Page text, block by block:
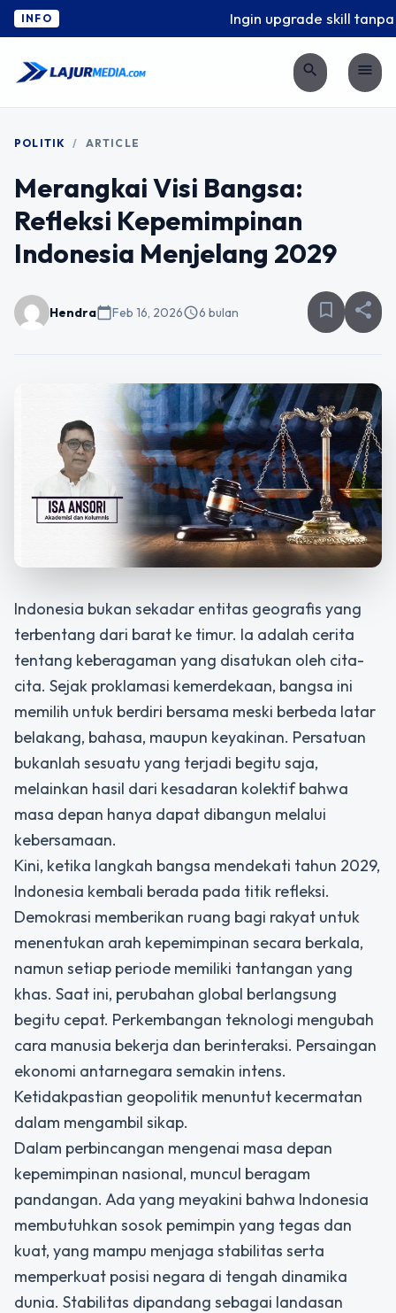
INFO Ingin upgrade skill tanpa
search menu
POLITIK / ARTICLE
Merangkai Visi Bangsa:
Refleksi Kepemimpinan
Indonesia Menjelang 2029
Hendracalendar_todayFeb 16, 2026schedule6 bulan bookmark_border share
Indonesia bukan sekadar entitas geografis yang
terbentang dari barat ke timur. Ia adalah cerita
tentang keberagaman yang disatukan oleh cita-
cita. Sejak proklamasi kemerdekaan, bangsa ini
memilih untuk berdiri bersama meski berbeda latar
belakang, bahasa, maupun keyakinan. Persatuan
bukanlah sesuatu yang terjadi begitu saja,
melainkan hasil dari kesadaran kolektif bahwa
masa depan hanya dapat dibangun melalui
kebersamaan.
Kini, ketika langkah bangsa mendekati tahun 2029,
Indonesia kembali berada pada titik refleksi.
Demokrasi memberikan ruang bagi rakyat untuk
menentukan arah kepemimpinan secara berkala,
namun setiap periode memiliki tantangan yang
khas. Saat ini, perubahan global berlangsung
begitu cepat. Perkembangan teknologi mengubah
cara manusia bekerja dan berinteraksi. Persaingan
ekonomi antarnegara semakin intens.
Ketidakpastian geopolitik menuntut kecermatan
dalam mengambil sikap.
Dalam perbincangan mengenai masa depan
kepemimpinan nasional, muncul beragam
pandangan. Ada yang meyakini bahwa Indonesia
membutuhkan sosok pemimpin yang tegas dan
kuat, yang mampu menjaga stabilitas serta
memperkuat posisi negara di tengah dinamika
dunia. Stabilitas dipandang sebagai landasan